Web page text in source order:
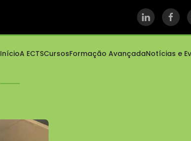
InícioA ECTSCursosFormação AvançadaNotícias e